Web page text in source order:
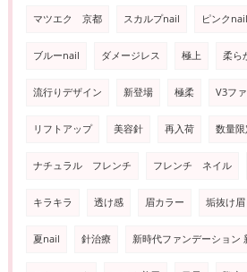
マツエク 京都 スカルプnail ピンクnail
ブルーnail ダメージレス 極上 柔ら
流行りデザイン 新登場 極柔 V3フ
リフトアップ 美容針 再入荷 数量限
ナチュラル フレンチ フレンチ ネイル
キラキラ 透け感 眉カラー 垢抜け眉
夏nail 針治療 新時代ファンデーション